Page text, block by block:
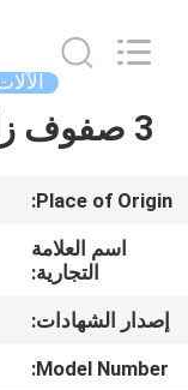
منزل،
منتجات
معلومات
عنا
Rights
Reserved.
3 صفوف زارع ذرة حلوة مع سماد
Place of Origin:
اسم العلامة
التجارية:
إصدار الشهادات:
Model Number: